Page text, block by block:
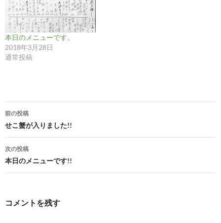
本日のメニューです。
2018年3月28日
通常投稿
投
稿
ナ
ビ
前の投稿
せこ蟹が入りました!!
次の投稿
本日のメニューです!!
コメントを残す